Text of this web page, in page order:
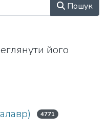
Пошук
його
4771